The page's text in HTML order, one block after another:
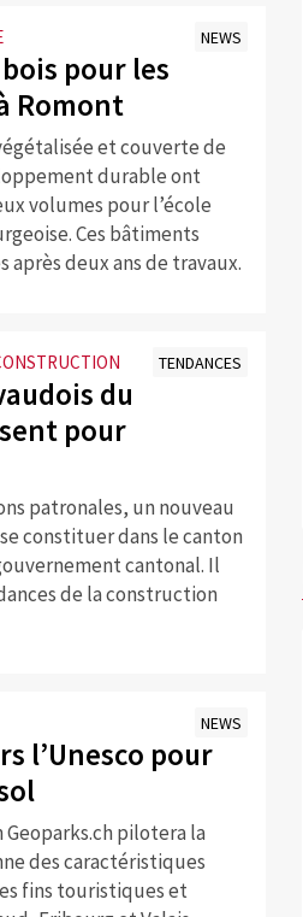
NEWS
pour les
Romont
et couverte de
durable ont
volumes pour l’école
Ces bâtiments
après deux ans de travaux.
TENDANCES
du
pour
patronales, un nouveau
constituer dans le canton
cantonal. Il
de la construction
NEWS
l’Unesco pour
pilotera la
des caractéristiques
fins touristiques et